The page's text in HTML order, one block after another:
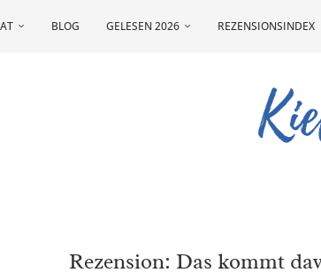
BLOG GELESEN 2026 REZENSIONSINDEX
Rezension: Das kommt